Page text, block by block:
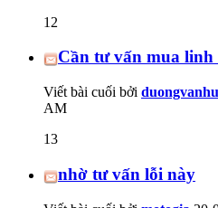
12
Cần tư vấn mua linh
Viết bài cuối bởi
AM
13
nhờ tư vấn lỗi này